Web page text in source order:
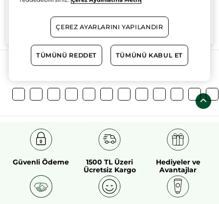
%100
aktifler
bitkisel
tarım sahası
Daha Fazlasını Keşfedin!
Güvenli Ödeme
1500 TL Üzeri
Ücretsiz Kargo
Hediyeler ve
Avantajlar
ÇEREZ AYARLARINI YAPILANDIR
TÜMÜNÜ REDDET TÜMÜNÜ KABUL ET